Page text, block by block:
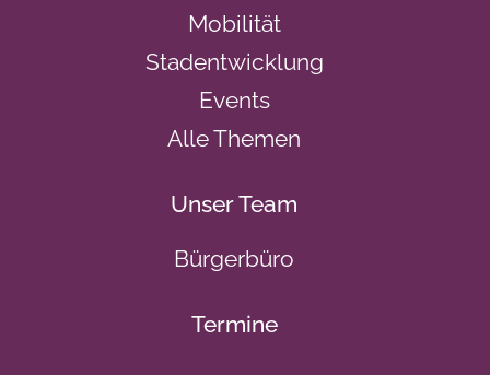
Mobilität
Stadentwicklung
Events
Alle Themen
Unser Team
Bürgerbüro
Termine